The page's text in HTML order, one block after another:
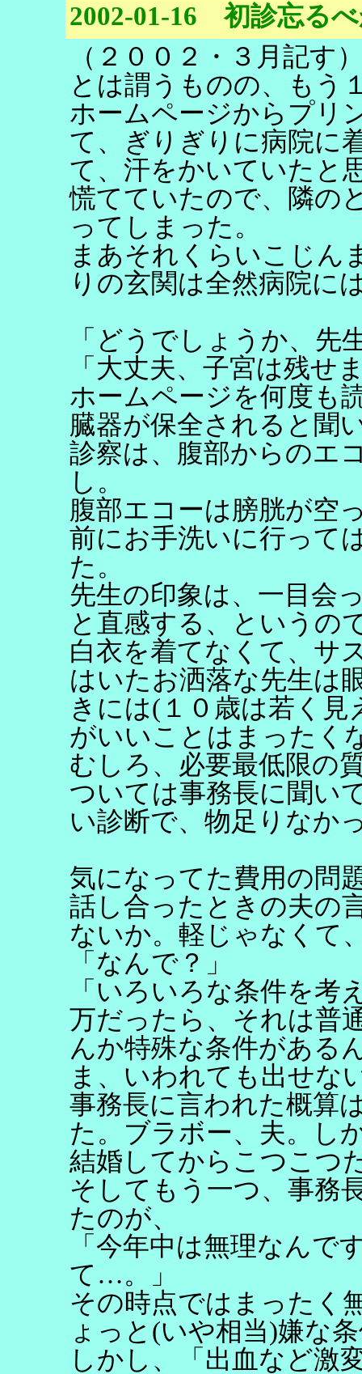
2002-01-16 初診忘る
（２００２・３月記す
とは謂うものの、もう
ホームページからプリ
て、ぎりぎりに病院に
て、汗をかいていたと
慌てていたので、隣の
ってしまった。
まあそれくらいこじん
りの玄関は全然病院に
「どうでしょうか、先
「大丈夫、子宮は残せ
ホームページを何度も
臓器が保全されると聞
診察は、腹部からのエ
し。
腹部エコーは膀胱が空
前にお手洗いに行って
た。
先生の印象は、一目会
と直感する、というの
白衣を着てなくて、サ
はいたお洒落な先生は
きには(１０歳は若く
がいいことはまったく
むしろ、必要最低限の
ついては事務長に聞い
い診断で、物足りなか
気になってた費用の問
話し合ったときの夫の
ないか。軽じゃなくて
「なんで？」
「いろいろな条件を考
万だったら、それは普
んか特殊な条件がある
ま、いわれても出せな
事務長に言われた概算
た。ブラボー、夫。し
結婚してからこつこつ
そしてもう一つ、事務
たのが、
「今年中は無理なんで
て…。」
その時点ではまったく
ょっと(いや相当)嫌な
しかし、「出血など激